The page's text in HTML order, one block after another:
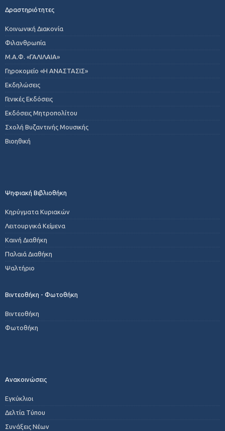
Δραστηριότητες
Κοινωνική Διακονία
Φιλανθρωπία
Μ.Α.Φ. «ΓΑΛΙΛΑΙΑ»
Γηροκομείο «Η ΑΝΑΣΤΑΣΙΣ»
Εκδηλώσεις
Γενικές Εκδόσεις
Εκδόσεις Μητροπολίτου
Σχολή Βυζαντινής Μουσικής
Βιοηθική
Ψηφιακή Βιβλιοθήκη
Κηρύγματα Κυριακών
Λειτουργικά Κείμενα
Καινή Διαθήκη
Παλαιά Διαθήκη
Ψαλτήριο
Βιντεοθήκη - Φωτοθήκη
Βιντεοθήκη
Φωτοθήκη
Ανακοινώσεις
Εγκύκλιοι
Δελτία Τύπου
Συνάξεις Νέων